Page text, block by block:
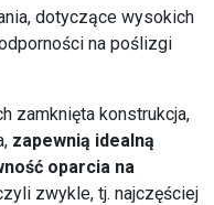
dotyczące wysokich
na poślizgi
zamknięta konstrukcja,
zapewnią idealną
oparcia na
zwykle, tj. najczęściej